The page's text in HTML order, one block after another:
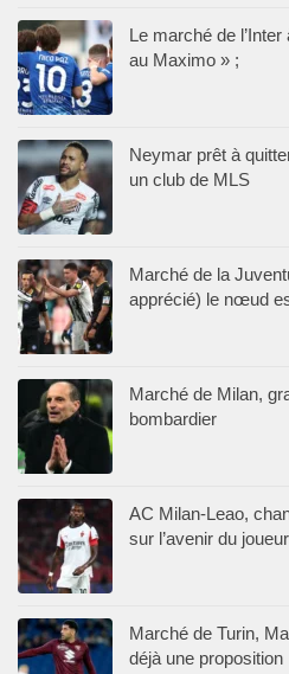
Le marché de
au Maximo » ;
Neymar prêt à
un club de MLS
Marché de la
apprécié) le nœud
Marché de Milan,
bombardier
AC Milan-Leao,
sur l’avenir du joueur
Marché de Turin,
déjà une proposition